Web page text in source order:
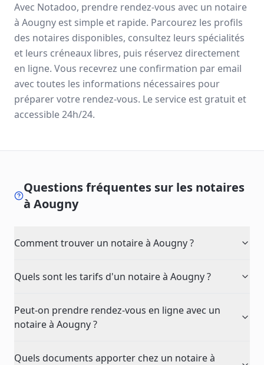
Avec Notadoo, prendre rendez-vous avec un notaire
à Aougny est simple et rapide. Parcourez les profils
des notaires disponibles, consultez leurs spécialités
et leurs créneaux libres, puis réservez directement
en ligne. Vous recevrez une confirmation par email
avec toutes les informations nécessaires pour
préparer votre rendez-vous. Le service est gratuit et
accessible 24h/24.
Questions fréquentes sur les notaires
àAougny
Comment trouver un notaire à Aougny ?
Quels sont les tarifs d'un notaire à Aougny ?
Peut-on prendre rendez-vous en ligne avec un
notaire à Aougny ?
Quels documents apporter chez un notaire à